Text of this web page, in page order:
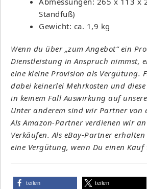
Standfuß)
Gewicht: ca. 1,9 kg
Wenn du über „zum Angebot“ ein
Dienstleistung in Anspruch nimmst,
eine kleine Provision als Vergütung.
dabei keinerlei Mehrkosten und
in keinem Fall Auswirkung auf
Unter anderem sind wir Partner von
Als Amazon-Partner verdienen wir
Verkäufen. Als eBay-Partner
eine Vergütung, wenn Du einen Kauf
teilen teilen